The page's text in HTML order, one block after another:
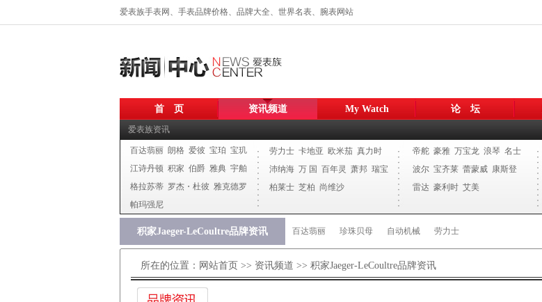
爱表族手表网、手表品牌价格、品牌大全、世界名表、腕表网站
首 页 资讯频道 My Watch 论 坛
爱表族资讯
百达翡丽 朗格 爱彼 宝珀 宝玑
江诗丹顿 积家 伯爵 雅典 宇舶
格拉苏蒂 罗杰・杜彼 雅克德罗
帕玛强尼
劳力士 卡地亚 欧米茄 真力时
沛纳海 万 国 百年灵 萧邦 瑞宝
柏莱士 芝柏 尚维沙
帝舵 豪雅 万宝龙 浪琴 名士
波尔 宝齐莱 蕾蒙威 康斯登
雷达 豪利时 艾美
积家Jaeger-LeCoultre品牌资讯 百达翡丽 珍珠贝母 自动机械 劳力士
所在的位置： 网站首页 >> 资讯频道 >> 积家Jaeger-LeCoultre品牌资讯